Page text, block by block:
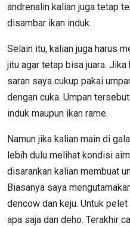
andrenalin kalian juga tetap
disambar ikan induk.
Selain itu, kalian juga harus
jitu agar tetap bisa juara.
saran saya cukup pakai
dengan cuka. Umpan
induk maupun ikan rame.
Namun jika kalian main di
lebih dulu melihat kondisi
disarankan kalian membuat
Biasanya saya
dencow dan keju. Untuk
apa saja dan deho. Terakhir